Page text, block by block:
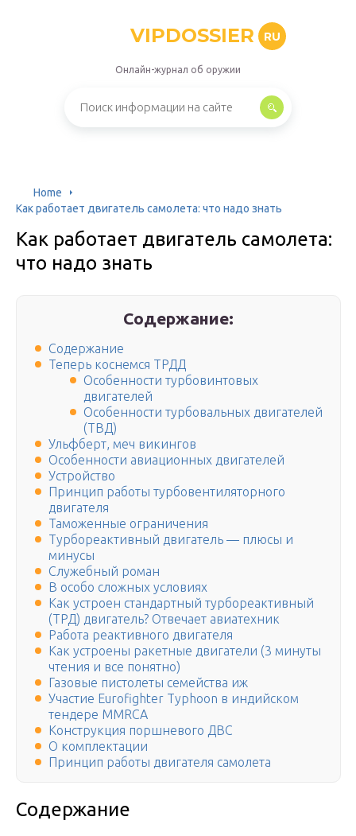
VIPDOSSIER RU
Онлайн-журнал об оружии
Home
Как работает двигатель самолета: что надо знать
Как работает двигатель самолета:
что надо знать
Содержание:
Содержание
Теперь коснемся ТРДД
Особенности турбовинтовых
двигателей
Особенности турбовальных двигателей
(ТВД)
Ульфберт, меч викингов
Особенности авиационных двигателей
Устройство
Принцип работы турбовентиляторного
двигателя
Таможенные ограничения
Турбореактивный двигатель — плюсы и
минусы
Служебный роман
В особо сложных условиях
Как устроен стандартный турбореактивный
(ТРД) двигатель? Отвечает авиатехник
Работа реактивного двигателя
Как устроены ракетные двигатели (3 минуты
чтения и все понятно)
Газовые пистолеты семейства иж
Участие Eurofighter Typhoon в индийском
тендере MMRCA
Конструкция поршневого ДВС
О комплектации
Принцип работы двигателя самолета
Содержание